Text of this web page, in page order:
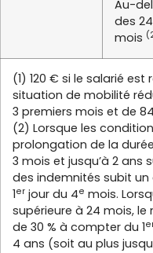
Au-
des
mois
(1) 120 € si le salarié
situation de mobilité
3 premiers mois et de
(2) Lorsque les
prolongation de la
3 mois et jusqu’à 2 ans
des indemnités subit
1er jour du 4e mois.
supérieure à 24 mois,
de 30 % à compter du 1
4 ans (soit au plus